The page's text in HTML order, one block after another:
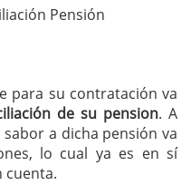
Pensión
para su contratación va
de su pension. A
a dicha pensión va
lo cual ya es en sí
cuenta.